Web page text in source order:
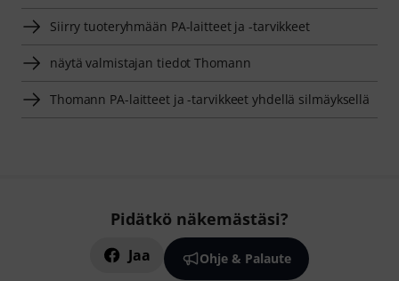
Siirry tuoteryhmään PA-laitteet ja -tarvikkeet
näytä valmistajan tiedot Thomann
Thomann PA-laitteet ja -tarvikkeet yhdellä silmäyksellä
Pidätkö näkemästäsi?
Jaa Ohje & Palaute